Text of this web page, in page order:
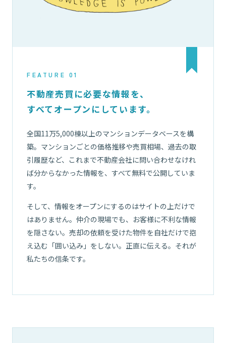
01
FEATURE 01
不動産売買に必要な情報を、
すべてオープンにしています。
全国11万5,000棟以上のマンションデータベースを構
築。マンションごとの価格推移や売買相場、過去の取
引履歴など、これまで不動産会社に問い合わせなけれ
ば分からなかった情報を、すべて無料で公開していま
す。
そして、情報をオープンにするのはサイトの上だけで
はありません。仲介の現場でも、お客様に不利な情報
を隠さない。売却の依頼を受けた物件を自社だけで抱
え込む「囲い込み」をしない。正直に伝える。それが
私たちの信条です。